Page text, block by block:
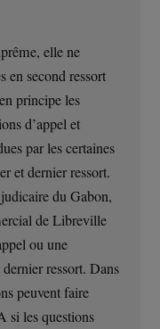
elle ne
en second ressort
principe les
d’appel et
par les certaines
et dernier ressort.
du Gabon,
de Libreville
ou une
ressort. Dans
peuvent faire
si les questions